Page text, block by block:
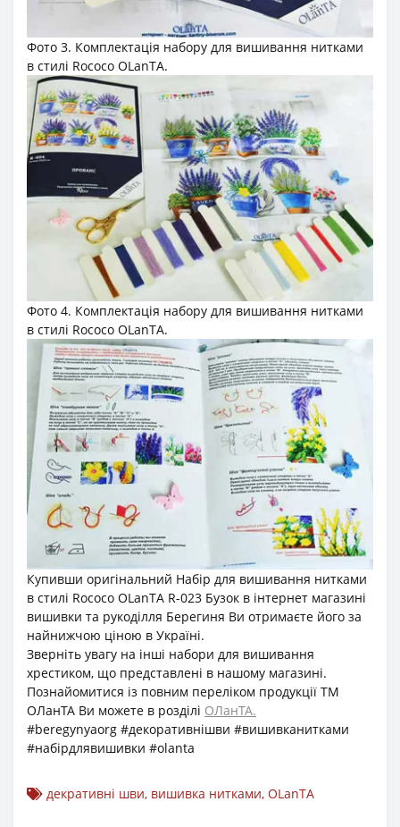
Фото 3. Комплектація набору для вишивання нитками
в стилі Rococo OLanTА.
Фото 4. Комплектація набору для вишивання нитками
в стилі Rococo OLanTА.
Купивши оригінальний Набір для вишивання нитками
в стилі Rococo OLanTА R-023 Бузок в інтернет магазині
вишивки та рукоділля Берегиня Ви отримаєте його за
найнижчою ціною в Україні.
Зверніть увагу на інші набори для вишивання
хрестиком, що представлені в нашому магазині.
Познайомитися із повним переліком продукції ТМ
ОЛанТА Ви можете в розділі ОЛанТА.
#beregynyaorg #декоративнішви #вишивканитками
#набірдлявишивки #olanta
декративні шви, вишивка нитками, OLanTА